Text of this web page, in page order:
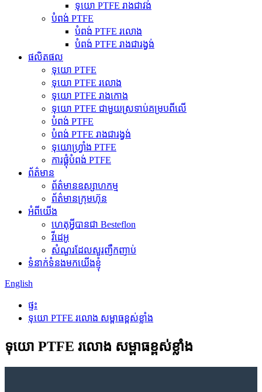
ទុយោ PTFE រាងជាវង់
បំពង់ PTFE
បំពង់ PTFE រលោង
បំពង់ PTFE រាងជារង្វង់
ផលិតផល
ទុយោ PTFE
ទុយោ PTFE រលោង
ទុយោ PTFE រាងកោង
ទុយោ PTFE ជាមួយស្រទាប់គម្របពីលើ
បំពង់ PTFE
បំពង់ PTFE រាងជារង្វង់
ទុយោហ្វ្រាំង PTFE
ការផ្គុំបំពង់ PTFE
ព័ត៌មាន
ព័ត៌មានឧស្សាហកម្ម
ព័ត៌មានក្រុមហ៊ុន
អំពីយើង
ហេតុអ្វីបានជា Besteflon
វីដេអូ
សំណួរដែលសួរញឹកញាប់
ទំនាក់ទំនងមកយើងខ្ញុំ
English
ផ្ទះ
ទុយោ PTFE រលោង សម្ពាធខ្ពស់ខ្លាំង
ទុយោ PTFE រលោង សម្ពាធខ្ពស់ខ្លាំង